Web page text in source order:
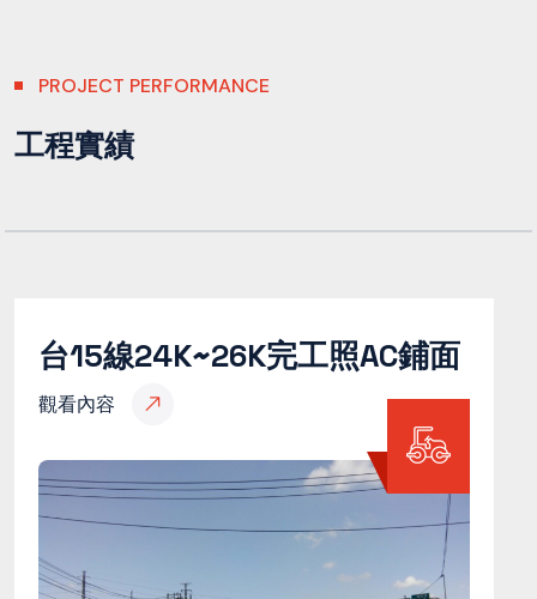
PROJECT PERFORMANCE
工程實績
台15線24K~26K完工照AC鋪面
觀看內容